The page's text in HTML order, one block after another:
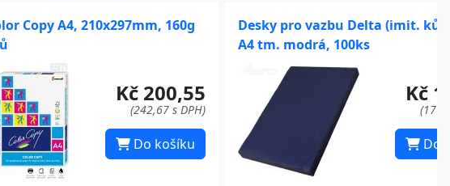
Copy A4, 210x297mm, 160g
Kč 200,55
(242,67 s DPH)
Do košíku
Desky pro vazbu Delta (imit.
A4 tm. modrá, 100ks
Kč
Do